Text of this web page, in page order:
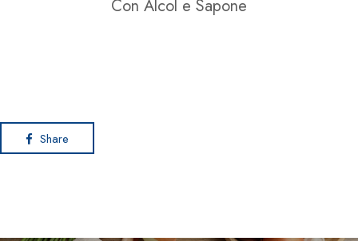
Con Alcol e Sapone
Share